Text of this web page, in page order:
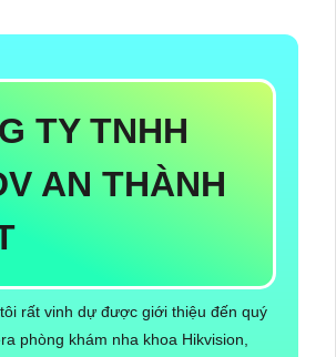
TY TNHH
AN THÀNH
rất vinh dự được giới thiệu đến quý
phòng khám nha khoa Hikvision,